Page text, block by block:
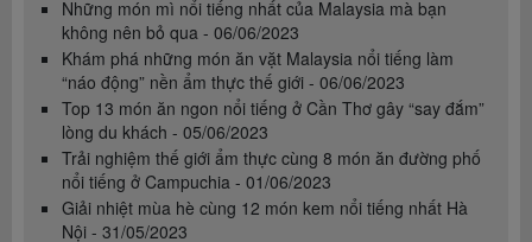
Những món mì nổi tiếng nhất của Malaysia mà bạn
không nên bỏ qua - 06/06/2023
Khám phá những món ăn vặt Malaysia nổi tiếng làm
“náo động” nền ẩm thực thế giới - 06/06/2023
Top 13 món ăn ngon nổi tiếng ở Cần Thơ gây “say đắm”
lòng du khách - 05/06/2023
Trải nghiệm thế giới ẩm thực cùng 8 món ăn đường phố
nổi tiếng ở Campuchia - 01/06/2023
Giải nhiệt mùa hè cùng 12 món kem nổi tiếng nhất Hà
Nội - 31/05/2023